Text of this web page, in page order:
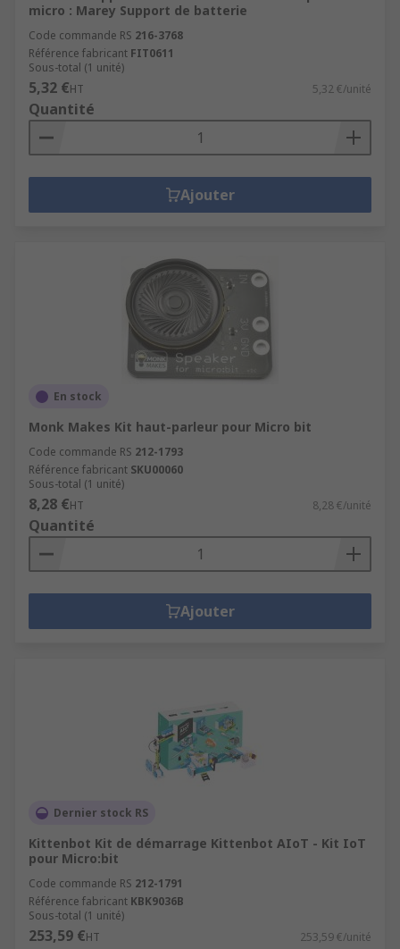
micro : Marey Support de batterie
Code commande RS 216-3768
Référence fabricant FIT0611
Sous-total (1 unité)
5,32 €HT 5,32 €/unité
Quantité
Ajouter
En stock
Monk Makes Kit haut-parleur pour Micro bit
Code commande RS 212-1793
Référence fabricant SKU00060
Sous-total (1 unité)
8,28 €HT 8,28 €/unité
Quantité
Ajouter
Dernier stock RS
Kittenbot Kit de démarrage Kittenbot AIoT - Kit IoT
pour Micro:bit
Code commande RS 212-1791
Référence fabricant KBK9036B
Sous-total (1 unité)
253,59 €HT 253,59 €/unité